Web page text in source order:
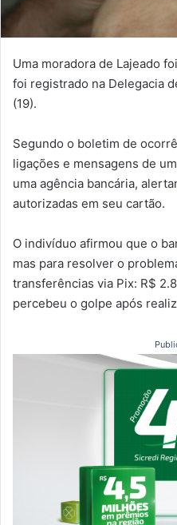
Uma moradora de Lajeado
foi registrado na Delegacia
(19).
Segundo o boletim de
ligações e mensagens de
uma agência bancária,
autorizadas em seu cartão.
O indivíduo afirmou que o
mas para resolver o
transferências via Pix: R$
percebeu o golpe após